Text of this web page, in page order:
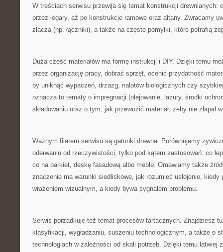
W treściach serwisu przewija się temat konstrukcji drewnianych:
przez legary, aż po konstrukcje ramowe oraz altany. Zwracamy
złącza (np. łączniki), a także na częste pomyłki, które potrafią
Duża część materiałów ma formę instrukcji i DIY. Dzięki temu
przez organizację pracy, dobrać sprzęt, ocenić przydatność
by uniknąć wypaczeń, drzazg, nalotów biologicznych czy
oznacza to tematy o impregnacji (olejowanie, lazury, środki
składowaniu oraz o tym, jak przewozić materiał, żeby nie złapał
Ważnym filarem serwisu są gatunki drewna. Porównujemy
oderwaniu od rzeczywistości, tylko pod kątem zastosowań: co
co na parkiet, deskę fasadową albo meble. Omawiamy także
znaczenie ma warunki siedliskowe, jak rozumieć usłojenie, kiedy
wrażeniem wizualnym, a kiedy bywa sygnałem problemu.
Serwis porządkuje też temat procesów tartacznych. Znajdziesz
klasyfikacji, wygładzaniu, suszeniu technologicznym, a także o
technologiach w zależności od skali potrzeb. Dzięki temu łatwiej